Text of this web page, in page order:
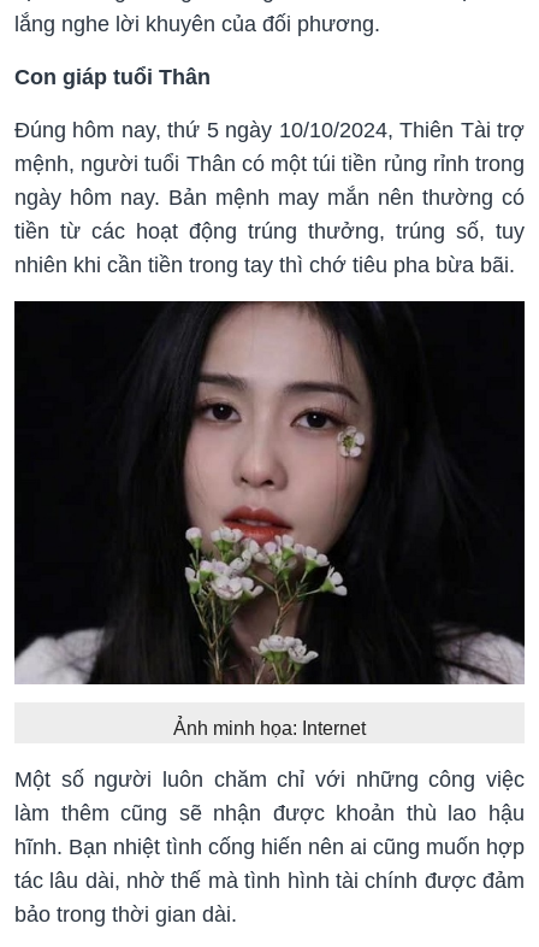
lắng nghe lời khuyên của đối phương.
Con giáp tuổi Thân
Đúng hôm nay, thứ 5 ngày 10/10/2024, Thiên Tài trợ
mệnh, người tuổi Thân có một túi tiền rủng rỉnh trong
ngày hôm nay. Bản mệnh may mắn nên thường có
tiền từ các hoạt động trúng thưởng, trúng số, tuy
nhiên khi cần tiền trong tay thì chớ tiêu pha bừa bãi.
Ảnh minh họa: Internet
Một số người luôn chăm chỉ với những công việc
làm thêm cũng sẽ nhận được khoản thù lao hậu
hĩnh. Bạn nhiệt tình cống hiến nên ai cũng muốn hợp
tác lâu dài, nhờ thế mà tình hình tài chính được đảm
bảo trong thời gian dài.